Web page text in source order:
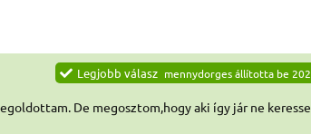
Legjobb válasz mennydorgesállította be
De megosztom,hogy aki így jár ne